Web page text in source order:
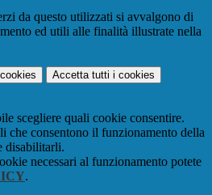
da questo utilizzati si avvalgono di
ed utili alle finalità illustrate nella
Accetta tutti i cookies
scegliere quali cookie consentire.
che consentono il funzionamento della
disabilitarli.
necessari al funzionamento potete
.